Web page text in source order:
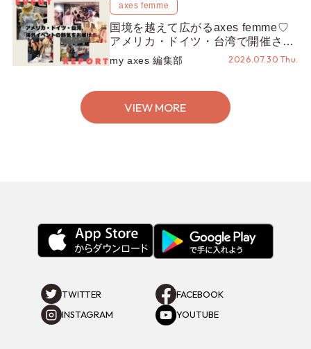
axes femme
国境を越えて広がるaxes femme♡
アメリカ・ドイツ・台湾で開催され
たイベントをお届け！美沙子さんか
らのコメントも♬【海外イベントレ
my axes 編集部 2026.07.30 Thu.
VIEW MORE
TWITTER
FACEBOOK
INSTAGRAM
YOUTUBE